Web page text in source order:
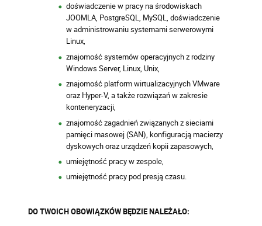
doświadczenie w pracy na środowiskach
JOOMLA, PostgreSQL, MySQL, doświadczenie
w administrowaniu systemami serwerowymi
Linux,
znajomość systemów operacyjnych z rodziny
Windows Server, Linux, Unix,
znajomość platform wirtualizacyjnych VMware
oraz Hyper-V, a także rozwiązań w zakresie
konteneryzacji,
znajomość zagadnień związanych z sieciami
pamięci masowej (SAN), konfiguracją macierzy
dyskowych oraz urządzeń kopii zapasowych,
umiejętność pracy w zespole,
umiejętność pracy pod presją czasu.
DO TWOICH OBOWIĄZKÓW BĘDZIE NALEŻAŁO: